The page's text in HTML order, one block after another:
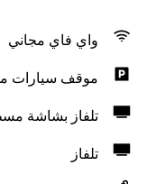
واي فاي مجاني
موقف سيارات
تلفاز بشاشة
تلفاز